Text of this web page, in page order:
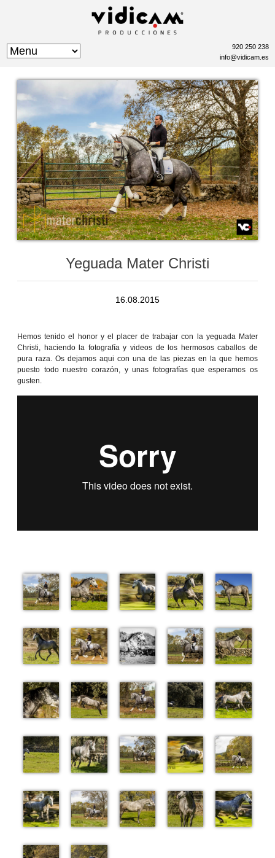
920 250 238
info@vidicam.es
Yeguada Mater Christi
16.08.2015
Hemos tenido el honor y el placer de trabajar con la yeguada Mater
Christi, haciendo la fotografía y videos de los hermosos caballos de
pura raza. Os dejamos aqui con una de las piezas en la que hemos
puesto todo nuestro corazón, y unas fotografías que esperamos os
gusten.